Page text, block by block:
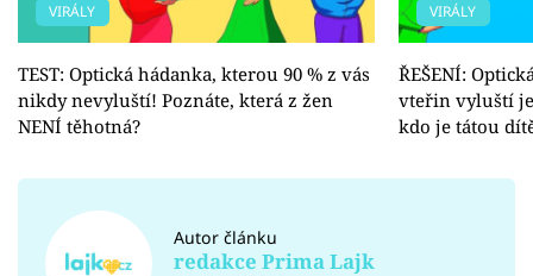
VIRÁLY
TEST: Optická hádanka, kterou 90 % z vás
nikdy nevyluští! Poznáte, která z žen
NENÍ těhotná?
VIRÁLY
ŘEŠENÍ:
vteřin vyluští
kdo je tátou
Autor článku
redakce Prima Lajk